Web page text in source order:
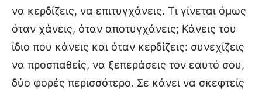
να κερδίζεις, να επιτυγχάνεις. Τι γίνεται όμως
όταν χάνεις, όταν αποτυγχάνεις; Κάνεις του
ίδιο που κάνεις και όταν κερδίζεις: συνεχίζεις
να προσπαθείς, να ξεπεράσεις τον εαυτό σου,
δύο φορές περισσότερο. Σε κάνει να σκεφτείς